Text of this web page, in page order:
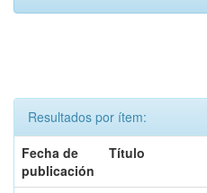
Resultados por ítem:
Fecha de
publicación
Título